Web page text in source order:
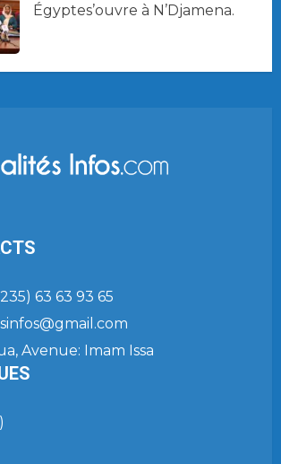
Égyptes’ouvre à N’Djamena.
63 63 93 65
Avenue: Imam Issa